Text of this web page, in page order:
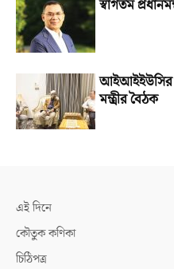
স্বাগতম
আইআইইউসির
মন্ত্রীর বৈঠক
এই দিনে
কৌতুক কণিকা
চিঠিপত্র